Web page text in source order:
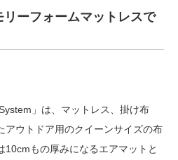
ーフォームマットレスで
」は、マットレス、掛け布
アウトドア用のクイーンサイズの布
10cmもの厚みになるエアマットと